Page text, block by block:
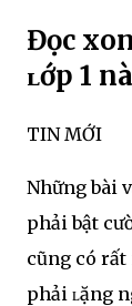
Đọc
ʟớp 1
TIN MỚI
Những bài
phải bật
cũng có rất
phải ʟặng